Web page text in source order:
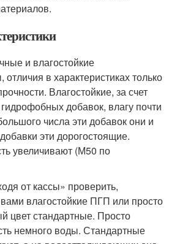
и влагостойкие
в характеристиках только
Влагостойкие, за счет
добавок, влагу почти
числа эти добавок они и
эти дорогостоящие.
увеличивают (М50 по
от кассы» проверить,
влагостойкие ПГП или просто
цвет стандартные. Просто
немного воды. Стандартные